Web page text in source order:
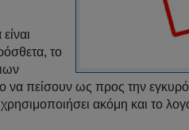
το
πείσουν ως προς την
ακόμη και το